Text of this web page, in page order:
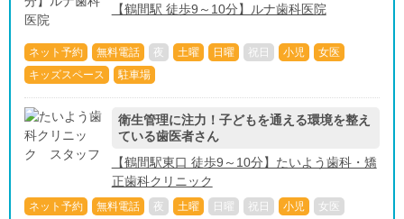
【鶴間駅 徒歩9～10分】ルナ歯科医院
ネット予約 無料電話 夜 土曜 日曜 祝日 小児
女医
キッズスペース
駐車場
衛生管理に注力！子どもを通える環境を整え
ている歯医者さん
【鶴間駅東口 徒歩9～10分】たいよう歯科・矯
正歯科クリニック
ネット予約 無料電話 夜 土曜 日曜 祝日 小児
女医